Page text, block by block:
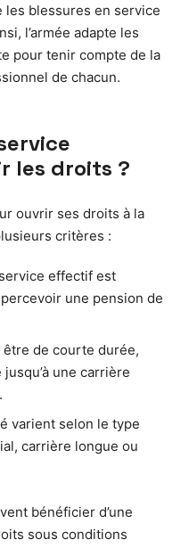
blessures en service
l’armée adapte les
pour tenir compte de la
de chacun.
les droits ?
ouvrir ses droits à la
critères :
effectif est
une pension de
de courte durée,
une carrière
varient selon le type
carrière longue ou
bénéficier d’une
sous conditions